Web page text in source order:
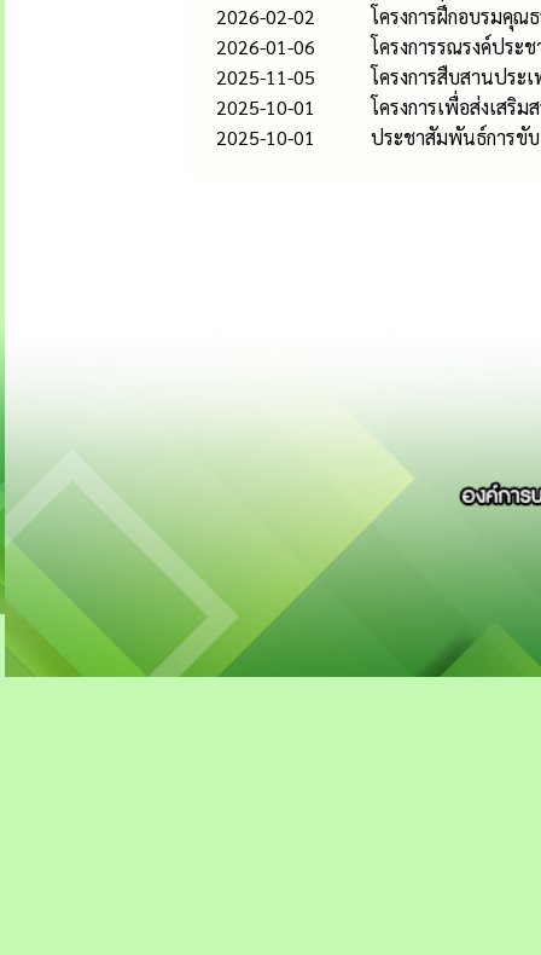
2026-02-02
โครงการฝึกอบรมคุณ
2026-01-06
โครงการรณรงค์ปร
2025-11-05
โครงการสืบสานประ
2025-10-01
โครงการเพื่อส่งเสริ
2025-10-01
ประชาสัมพันธ์การขั